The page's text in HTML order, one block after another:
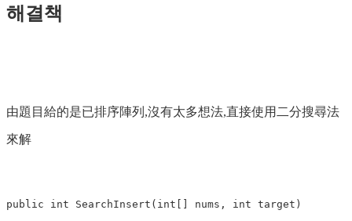
해결책
由題目給的是已排序陣列,沒有太多想法,直接使用二分搜尋法
來解
public int SearchInsert ( int [] nums , int target )